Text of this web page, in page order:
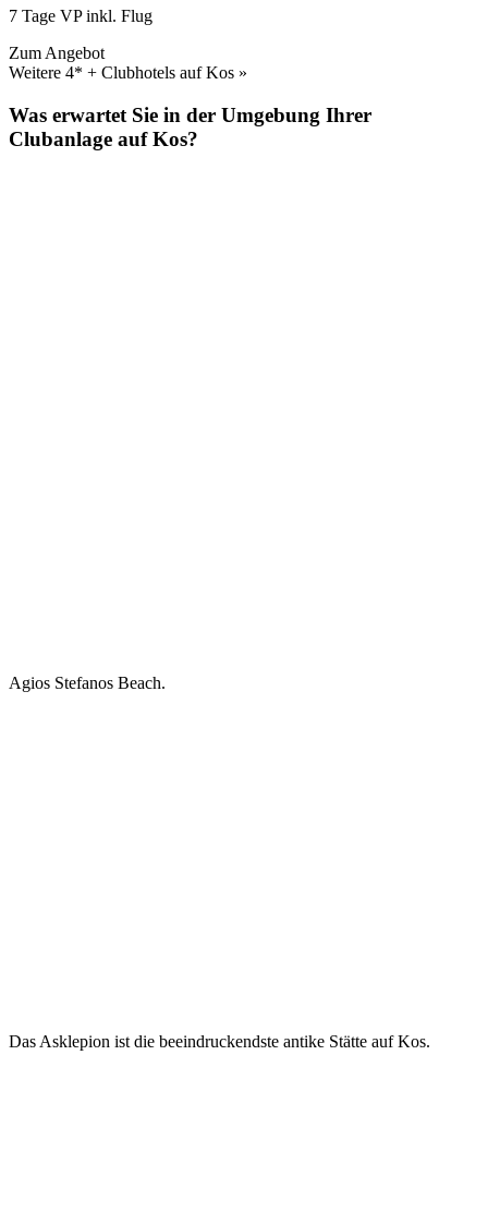
7 Tage VP inkl. Flug
Zum Angebot
Weitere 4* + Clubhotels auf Kos »
Was erwartet Sie in der Umgebung Ihrer
Clubanlage auf Kos?
Agios Stefanos Beach.
Das Asklepion ist die beeindruckendste antike Stätte auf Kos.